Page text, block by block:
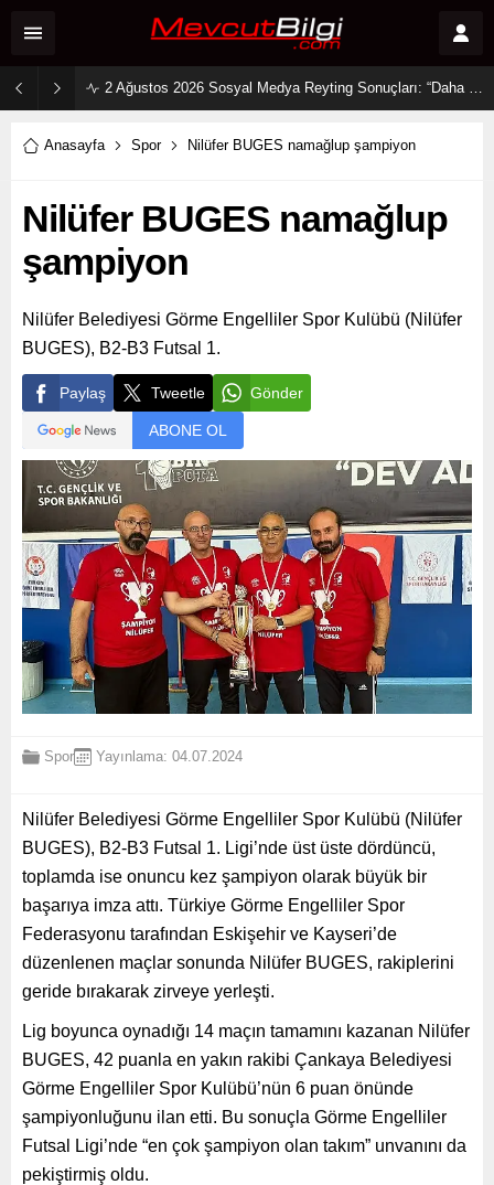
2 Ağustos 2026 Sosyal Medya Reyting Sonuçları: “Daha 17” Ekranlara Ambargo Koydu!
Anasayfa Spor Nilüfer BUGES namağlup şampiyon
Nilüfer BUGES namağlup
şampiyon
Nilüfer Belediyesi Görme Engelliler Spor Kulübü (Nilüfer
BUGES), B2-B3 Futsal 1.
Paylaş Tweetle Gönder
ABONE OL
Spor Yayınlama: 04.07.2024
Nilüfer Belediyesi Görme Engelliler Spor Kulübü (Nilüfer
BUGES), B2-B3 Futsal 1. Ligi’nde üst üste dördüncü,
toplamda ise onuncu kez şampiyon olarak büyük bir
başarıya imza attı. Türkiye Görme Engelliler Spor
Federasyonu tarafından Eskişehir ve Kayseri’de
düzenlenen maçlar sonunda Nilüfer BUGES, rakiplerini
geride bırakarak zirveye yerleşti.
Lig boyunca oynadığı 14 maçın tamamını kazanan Nilüfer
BUGES, 42 puanla en yakın rakibi Çankaya Belediyesi
Görme Engelliler Spor Kulübü’nün 6 puan önünde
şampiyonluğunu ilan etti. Bu sonuçla Görme Engelliler
Futsal Ligi’nde “en çok şampiyon olan takım” unvanını da
pekiştirmiş oldu.